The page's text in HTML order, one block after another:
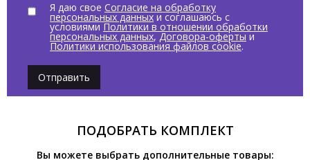
Я даю свое Согласие на обработку
персональных данныхи соглашаюсь с
условиями Политики в отношении обработки
персональных данных, Договора-оферты и
Политики использования файлов cookie.
Отправить
ПОДОБРАТЬ КОМПЛЕКТ
Вы можете выбрать дополнительные товары: